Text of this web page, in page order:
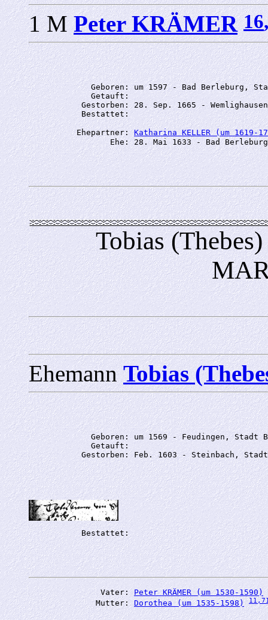
1 MPeter KRÄMER 16
Geboren: um 1597 - Bad Berleburg,
             Getauft:
Gestorben: 28. Sep. 1665 -
          Ehepartner:
Katharina KELLER (um 1619-
Tobias
EhemannTobias
Geboren: um 1569 - Feudingen, Stadt
             Getauft:
               Vater:
Peter KRÄMER (um 1530-1590)
              Mutter:
Dorothea (um 1535-1598) 11